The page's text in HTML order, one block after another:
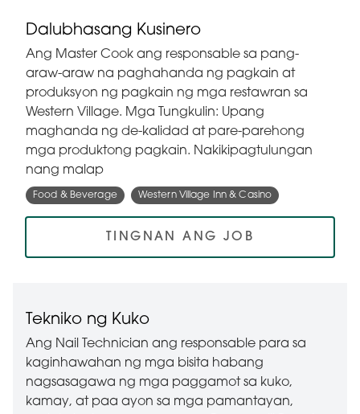
Dalubhasang Kusinero
Ang Master Cook ang responsable sa pang-
araw-araw na paghahanda ng pagkain at
produksyon ng pagkain ng mga restawran sa
Western Village. Mga Tungkulin: Upang
maghanda ng de-kalidad at pare-parehong
mga produktong pagkain. Nakikipagtulungan
nang malap
Food & Beverage Western Village Inn & Casino
TINGNAN ANG JOB
Tekniko ng Kuko
Ang Nail Technician ang responsable para sa
kaginhawahan ng mga bisita habang
nagsasagawa ng mga paggamot sa kuko,
kamay, at paa ayon sa mga pamantayan,